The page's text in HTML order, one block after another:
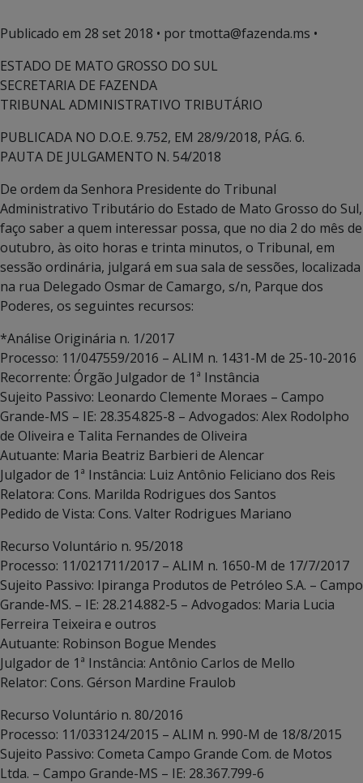
Publicado em 28 set 2018 • por tmotta@fazenda.ms •
ESTADO DE MATO GROSSO DO SUL
SECRETARIA DE FAZENDA
TRIBUNAL ADMINISTRATIVO TRIBUTÁRIO
PUBLICADA NO D.O.E. 9.752, EM 28/9/2018, PÁG. 6.
PAUTA DE JULGAMENTO N. 54/2018
De ordem da Senhora Presidente do Tribunal
Administrativo Tributário do Estado de Mato Grosso do Sul,
faço saber a quem interessar possa, que no dia 2 do mês de
outubro, às oito horas e trinta minutos, o Tribunal, em
sessão ordinária, julgará em sua sala de sessões, localizada
na rua Delegado Osmar de Camargo, s/n, Parque dos
Poderes, os seguintes recursos:
*Análise Originária n. 1/2017
Processo: 11/047559/2016 – ALIM n. 1431-M de 25-10-2016
Recorrente: Órgão Julgador de 1ª Instância
Sujeito Passivo: Leonardo Clemente Moraes – Campo
Grande-MS – IE: 28.354.825-8 – Advogados: Alex Rodolpho
de Oliveira e Talita Fernandes de Oliveira
Autuante: Maria Beatriz Barbieri de Alencar
Julgador de 1ª Instância: Luiz Antônio Feliciano dos Reis
Relatora: Cons. Marilda Rodrigues dos Santos
Pedido de Vista: Cons. Valter Rodrigues Mariano
Recurso Voluntário n. 95/2018
Processo: 11/021711/2017 – ALIM n. 1650-M de 17/7/2017
Sujeito Passivo: Ipiranga Produtos de Petróleo S.A. – Campo
Grande-MS. – IE: 28.214.882-5 – Advogados: Maria Lucia
Ferreira Teixeira e outros
Autuante: Robinson Bogue Mendes
Julgador de 1ª Instância: Antônio Carlos de Mello
Relator: Cons. Gérson Mardine Fraulob
Recurso Voluntário n. 80/2016
Processo: 11/033124/2015 – ALIM n. 990-M de 18/8/2015
Sujeito Passivo: Cometa Campo Grande Com. de Motos
Ltda. – Campo Grande-MS – IE: 28.367.799-6